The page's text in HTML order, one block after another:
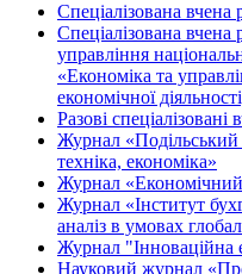
Спеціалізована
Спеціалізована
управління
«Економіка та
економічної
Разові спеціалізовані
Журнал «Подільський
техніка, економіка»
Журнал
Журнал «Інститут
аналіз в умовах
Журнал "Інноваційна
Науковий журнал